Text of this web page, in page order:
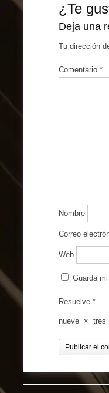
¿Te
Deja una
Tu dirección
Comentario*
Nombre
Correo
Web
Guarda
Resuelve *
nueve × tres